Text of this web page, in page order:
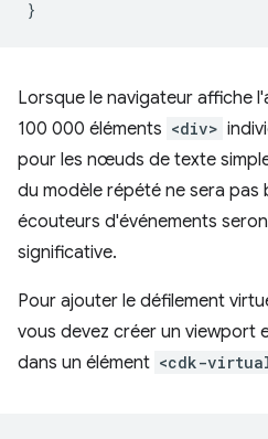
}
Lorsque le navigateur affiche
100 000 éléments <div>
pour les nœuds de texte
du modèle répété ne sera pas
écouteurs d'événements
significative.
Pour ajouter le défilement
vous devez créer un viewport
dans un élément <cdk-